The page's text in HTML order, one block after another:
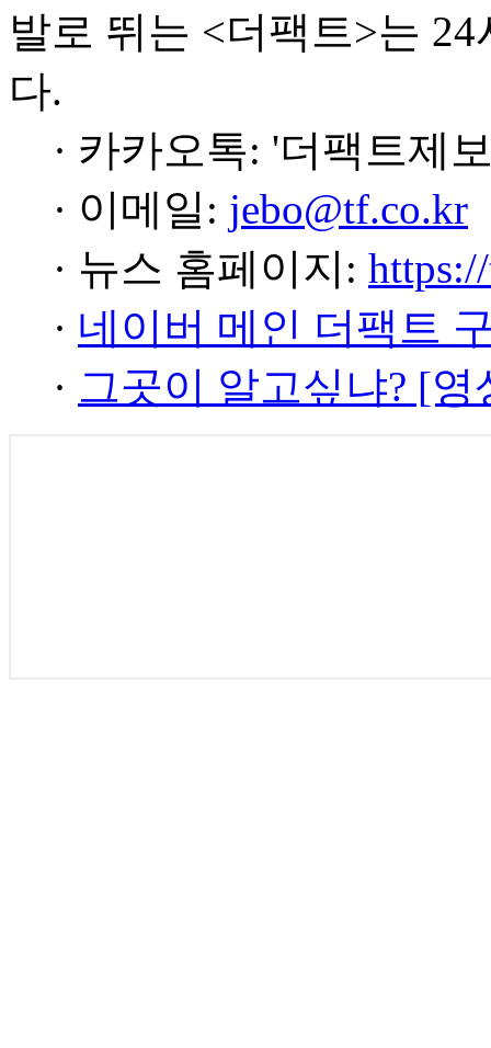
발로 뛰는 <더팩트>는
다.
· 카카오톡: '더팩트제
· 이메일: jebo@tf.co.kr
· 뉴스 홈페이지:
· 네이버 메인 더팩트
· 그곳이 알고싶냐? [